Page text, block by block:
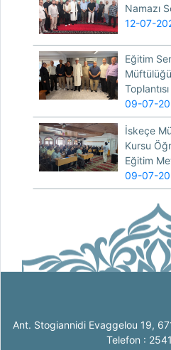
Namazı
12-07-
Eğitim
Toplantısı
09-07-
İskeçe
Kursu
Eğitim
09-07-
Ant. Stogiannidi Evaggelou 19,
Telefon :